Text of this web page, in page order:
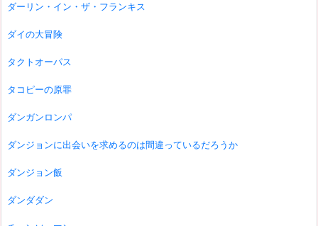
ダーリン・イン・ザ・フランキス
ダイの大冒険
タクトオーパス
タコピーの原罪
ダンガンロンパ
ダンジョンに出会いを求めるのは間違っているだろうか
ダンジョン飯
ダンダダン